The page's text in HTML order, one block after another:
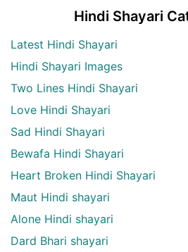
Hindi Shayari
Latest Hindi Shayari
Hindi Shayari Images
Two Lines Hindi Shayari
Love Hindi Shayari
Sad Hindi Shayari
Bewafa Hindi Shayari
Heart Broken Hindi Shayari
Maut Hindi shayari
Alone Hindi shayari
Dard Bhari shayari